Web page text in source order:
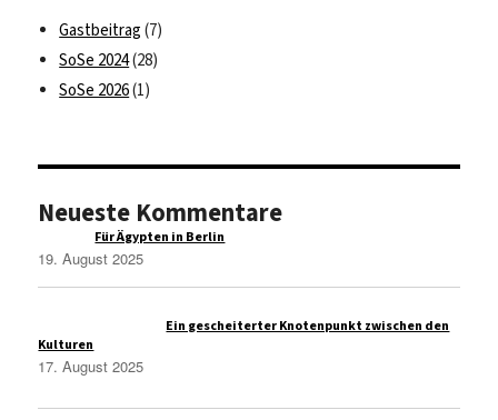
Gastbeitrag (7)
SoSe 2024(28)
SoSe 2026(1)
Neueste Kommentare
Für Ägypten in Berlin
19. August 2025
Ein gescheiterter Knotenpunkt zwischen den
Kulturen
17. August 2025